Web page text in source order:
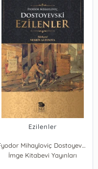
Ezilenler
Fyodor Mihayloviç Dostoyevski
İmge Kitabevi Yayınları